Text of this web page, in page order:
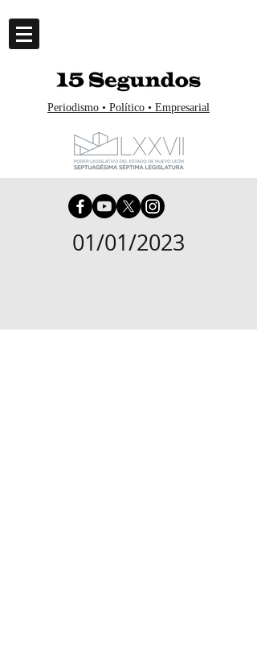
Periodismo • Político • Empresarial
01/01/2023